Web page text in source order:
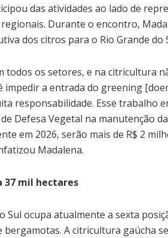
das atividades ao lado de
Durante o encontro,
dos citros para o Rio Grande
todos os setores, e na citricultura
impedir a entrada do greening
responsabilidade. Esse trabalho
Defesa Vegetal na manutenção
em 2026, serão mais de R$ 2
Madalena.
37 mil hectares
Sul ocupa atualmente a sexta
bergamotas. A citricultura gaúcha